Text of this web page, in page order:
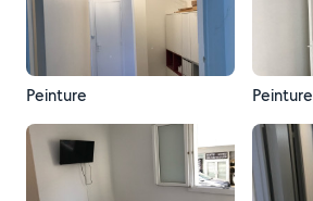
Peinture Peinture